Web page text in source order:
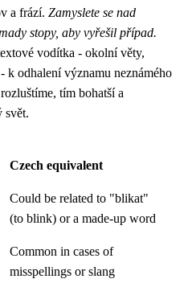
a frází. Zamyslete se nad
stopy, aby vyřešil případ.
vodítka - okolní věty,
k odhalení významu neznámého
tím bohatší a
svět.
Czech equivalent
Could be related to "blikat"
(to blink) or a made-up word
Common in cases of
misspellings or slang